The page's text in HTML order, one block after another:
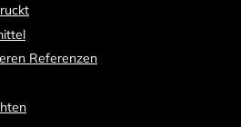
Referenzen